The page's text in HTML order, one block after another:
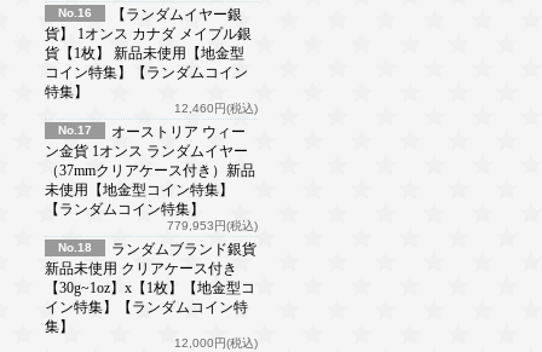
No.16
【ランダムイヤー銀
貨】 1オンス カナダ メイプル銀
貨【1枚】 新品未使用【地金型
コイン特集】【ランダムコイン
特集】
12,460円(税込)
No.17
オーストリア ウィー
ン金貨 1オンス ランダムイヤー
（37mmクリアケース付き）新品
未使用【地金型コイン特集】
【ランダムコイン特集】
779,953円(税込)
No.18
ランダムブランド銀貨
新品未使用 クリアケース付き
【30g~1oz】x【1枚】【地金型コ
イン特集】【ランダムコイン特
集】
12,000円(税込)